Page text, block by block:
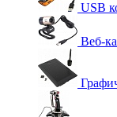
USB
Веб-